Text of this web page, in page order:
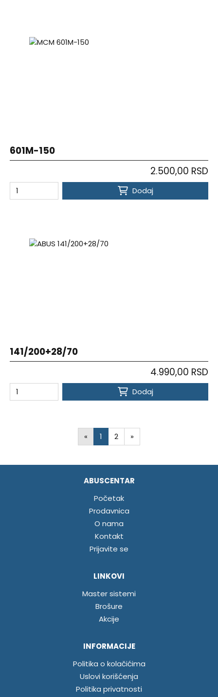
601M-150
2.500,00 RSD
Dodaj
141/200+28/70
4.990,00 RSD
Dodaj
« 1 2 »
ABUSCENTAR
Početak
Prodavnica
O nama
Kontakt
Prijavite se
LINKOVI
Master sistemi
Brošure
Akcije
INFORMACIJE
Politika o kolačićima
Uslovi korišćenja
Politika privatnosti